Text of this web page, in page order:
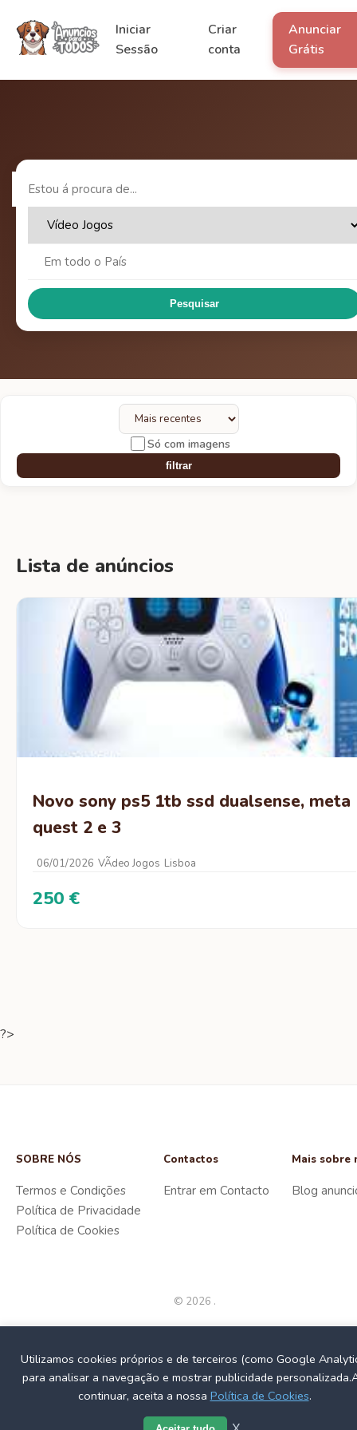
Iniciar
Sessão
Criar
conta
Anunciar
Grátis
Pesquisar
Só com imagens
filtrar
Lista de anúncios
Novo sony ps5 1tb ssd dualsense, meta
quest 2 e 3
06/01/2026 VÃ­deo Jogos Lisboa
250 €
?>
SOBRE NÓS
Termos e Condições
Política de Privacidade
Política de Cookies
Contactos
Entrar em Contacto
Mais sobre
Blog
© 2026 .
Utilizamos cookies próprios e de terceiros (como Google
para analisar a navegação e mostrar publicidade
continuar, aceita a nossa Política de Cookies.